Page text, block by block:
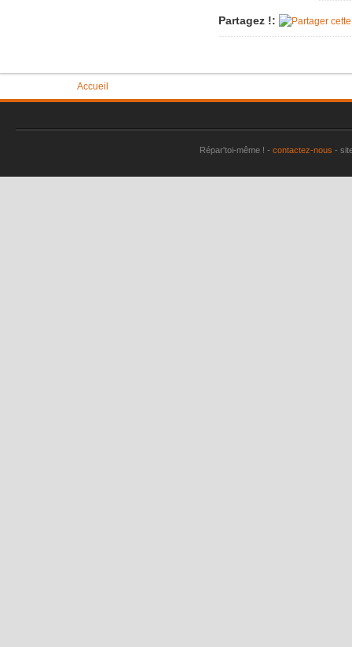
Vérin
Machine
Partagez !:
Accueil
Répar'toi-même ! - contactez-nous -